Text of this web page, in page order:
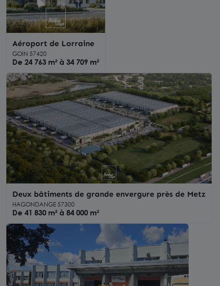
Aéroport de Lorraine
GOIN 57420
De 24 763 m² à 34 709 m²
Deux bâtiments de grande envergure près de Metz
HAGONDANGE 57300
De 41 830 m² à 84 000 m²